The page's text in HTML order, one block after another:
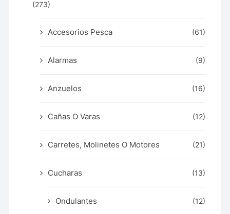
(273)
Accesorios Pesca (61)
Alarmas (9)
Anzuelos (16)
Cañas O Varas (12)
Carretes, Molinetes O Motores (21)
Cucharas (13)
Ondulantes (12)